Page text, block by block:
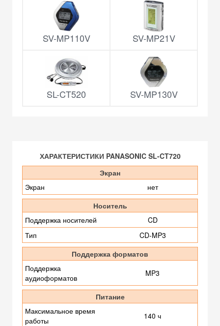
SV-MP110V SV-MP21V
SL-CT520 SV-MP130V
ХАРАКТЕРИСТИКИ PANASONIC SL-CT720
Экран
Экран
нет
Носитель
Поддержка носителей
CD
Тип
CD-MP3
Поддержка форматов
Поддержка
аудиоформатов
MP3
Питание
Максимальное время
работы
140 ч